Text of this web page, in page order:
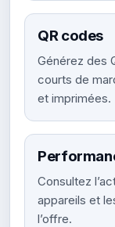
QR codes
Générez des
courts de
et imprimées.
Consultez
appareils et
l’offre.